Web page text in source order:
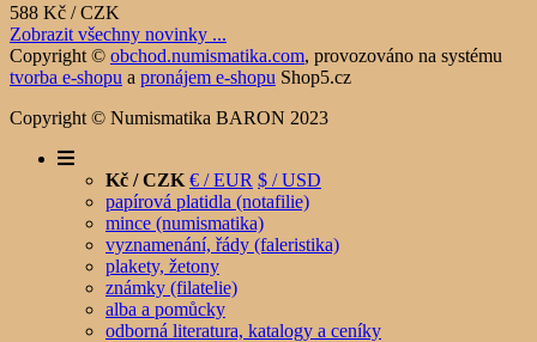
588 Kč / CZK
Zobrazit všechny novinky ...
Copyright © obchod.numismatika.com, provozováno na systému
tvorba e-shopu a pronájem e-shopu Shop5.cz
Copyright © Numismatika BARON 2023
Kč / CZK € / EUR $ / USD
papírová platidla (notafilie)
mince (numismatika)
vyznamenání, řády (faleristika)
plakety, žetony
známky (filatelie)
alba a pomůcky
odborná literatura, katalogy a ceníky